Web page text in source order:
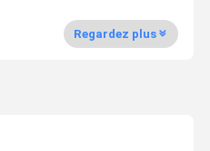
Regardez plus